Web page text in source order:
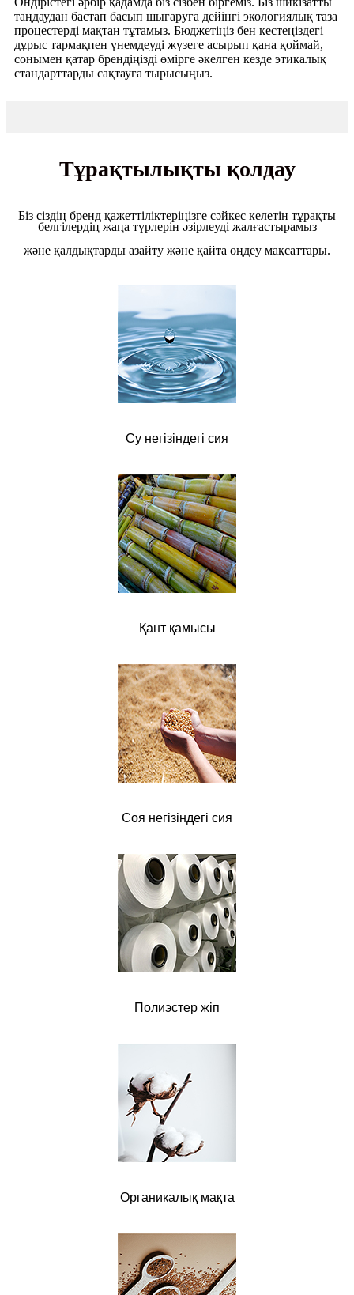
таңдаудан бастап басып шығаруға дейінгі экологиялық таза
процестерді мақтан тұтамыз. Бюджетіңіз бен кестеңіздегі
дұрыс тармақпен үнемдеуді жүзеге асырып қана қоймай,
сонымен қатар брендіңізді өмірге әкелген кезде этикалық
стандарттарды сақтауға тырысыңыз.
Тұрақтылықты қолдау
Біз сіздің бренд қажеттіліктеріңізге сәйкес келетін тұрақты
белгілердің жаңа түрлерін әзірлеуді жалғастырамыз
және қалдықтарды азайту және қайта өңдеу мақсаттары.
Су негізіндегі сия
Қант қамысы
Соя негізіндегі сия
Полиэстер жіп
Органикалық мақта